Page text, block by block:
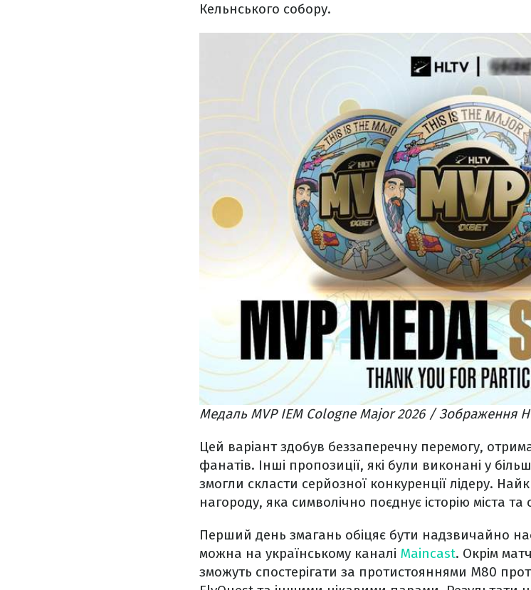
Кельнського собору.
Медаль MVP IEM Cologne Major 2026 / Зображення
Цей варіант здобув беззаперечну перемогу,
фанатів. Інші пропозиції, які були виконані у
змогли скласти серйозної конкуренції лідеру.
нагороду, яка символічно поєднує історію міста та
Перший день змагань обіцяє бути надзвичайно
можна на українському каналі Maincast. Окрім
зможуть спостерігати за протистояннями M80